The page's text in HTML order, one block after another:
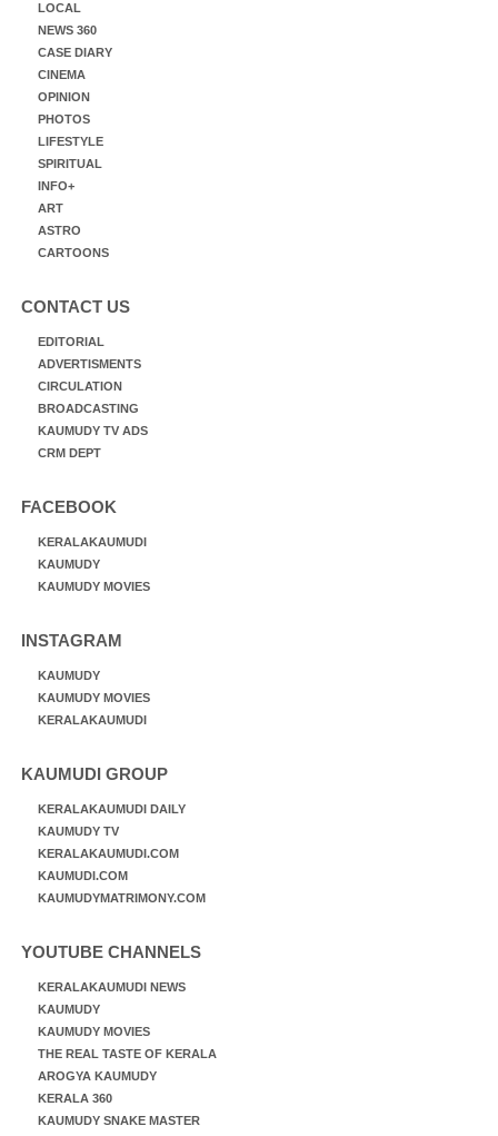
LOCAL
NEWS 360
CASE DIARY
CINEMA
OPINION
PHOTOS
LIFESTYLE
SPIRITUAL
INFO+
ART
ASTRO
CARTOONS
CONTACT US
EDITORIAL
ADVERTISMENTS
CIRCULATION
BROADCASTING
KAUMUDY TV ADS
CRM DEPT
FACEBOOK
KERALAKAUMUDI
KAUMUDY
KAUMUDY MOVIES
INSTAGRAM
KAUMUDY
KAUMUDY MOVIES
KERALAKAUMUDI
KAUMUDI GROUP
KERALAKAUMUDI DAILY
KAUMUDY TV
KERALAKAUMUDI.COM
KAUMUDI.COM
KAUMUDYMATRIMONY.COM
YOUTUBE CHANNELS
KERALAKAUMUDI NEWS
KAUMUDY
KAUMUDY MOVIES
THE REAL TASTE OF KERALA
AROGYA KAUMUDY
KERALA 360
KAUMUDY SNAKE MASTER